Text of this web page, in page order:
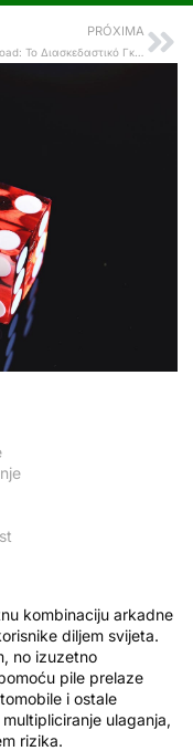
PRÓXIMA
Chicken Road: Το Διασκεδαστικό Γκέιμ που Κατακτά στα Ηλεκτρονικά Καζίνο
kombinaciju arkadne
diljem svijeta.
no izuzetno
pile prelaze
i ostale
ulaganja,
rizika.